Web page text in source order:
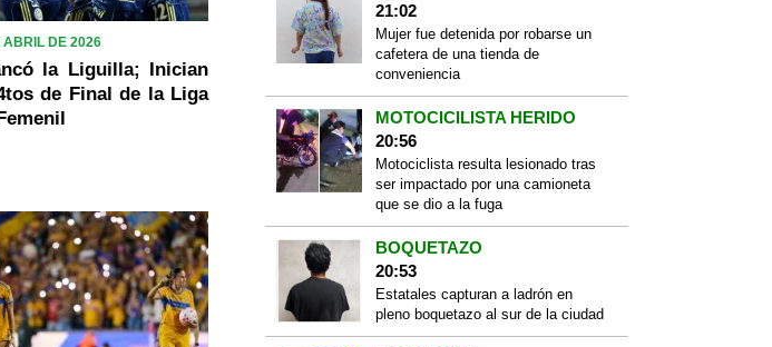
ABRIL DE 2026
la Liguilla; Inician
de Final de la Liga
21:02
Mujer fue detenida por robarse un
cafetera de una tienda de
conveniencia
MOTOCICILISTA HERIDO
20:56
Motociclista resulta lesionado tras
ser impactado por una camioneta
que se dio a la fuga
BOQUETAZO
20:53
Estatales capturan a ladrón en
pleno boquetazo al sur de la ciudad